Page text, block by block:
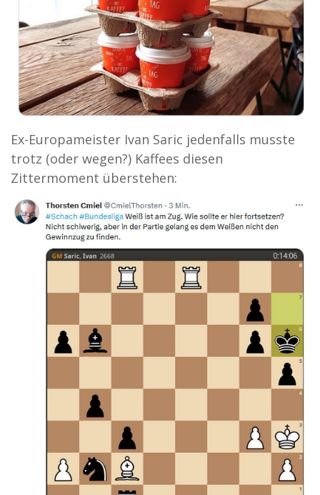
Ex-Europameister Ivan Saric jedenfalls musste
trotz (oder wegen?) Kaffees diesen
Zittermoment überstehen: